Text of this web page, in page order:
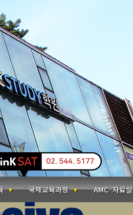
국제교육과정 AMC 자료실